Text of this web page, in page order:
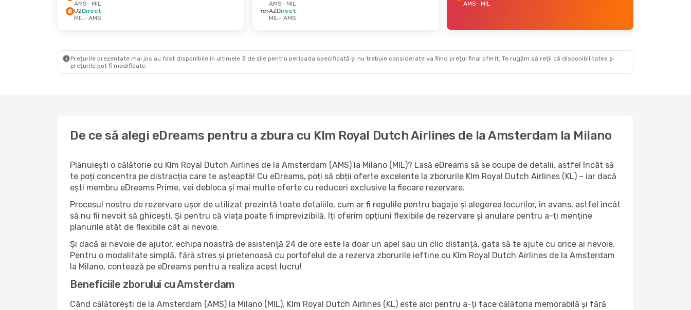
AMS- MIL
U2Direct
MIL- AMS
AMS- MIL
AZDirect
MIL- AMS
AMS- MIL
Prețurile prezentate mai jos au fost disponibile în ultimele 3 de zile pentru perioada specificată și nu trebuie considerate va fiind prețul final oferit. Te rugăm să reții că disponibilitatea și
prețurile pot fi modificate.
De ce să alegi eDreams pentru a zbura cu Klm Royal Dutch Airlines de la Amsterdam la Milano
Plănuiești o călătorie cu Klm Royal Dutch Airlines de la Amsterdam (AMS) la Milano (MIL)? Lasă eDreams să se ocupe de detalii, astfel încât să
te poți concentra pe distracția care te așteaptă! Cu eDreams, poți să obții oferte excelente la zborurile Klm Royal Dutch Airlines (KL) – iar dacă
ești membru eDreams Prime, vei debloca și mai multe oferte cu reduceri exclusive la fiecare rezervare.
Procesul nostru de rezervare ușor de utilizat prezintă toate detaliile, cum ar fi regulile pentru bagaje și alegerea locurilor, în avans, astfel încât
să nu fii nevoit să ghicești. Și pentru că viața poate fi imprevizibilă, îți oferim opțiuni flexibile de rezervare și anulare pentru a-ți menține
planurile atât de flexibile cât ai nevoie.
Și dacă ai nevoie de ajutor, echipa noastră de asistență 24 de ore este la doar un apel sau un clic distanță, gata să te ajute cu orice ai nevoie.
Pentru o modalitate simplă, fără stres și prietenoasă cu portofelul de a rezerva zborurile ieftine cu Klm Royal Dutch Airlines de la Amsterdam
la Milano, contează pe eDreams pentru a realiza acest lucru!
Beneficiile zborului cu Amsterdam
Când călătorești de la Amsterdam (AMS) la Milano (MIL), Klm Royal Dutch Airlines (KL) este aici pentru a-ți face călătoria memorabilă și fără